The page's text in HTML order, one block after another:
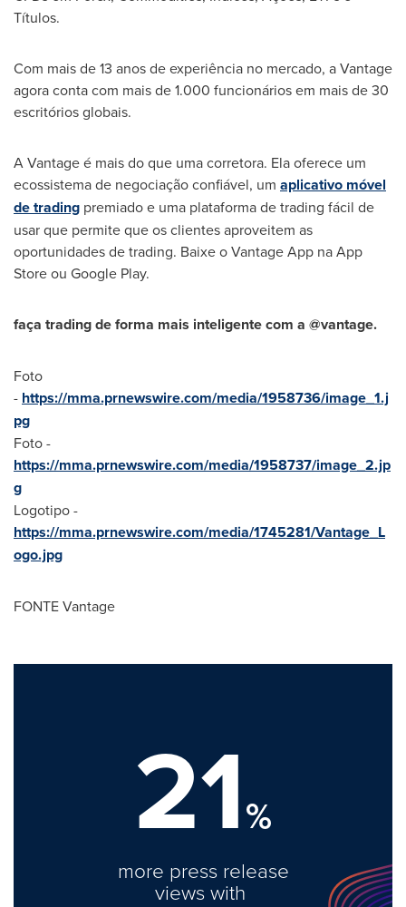
Títulos.
Com mais de 13 anos de experiência no mercado, a Vantage
agora conta com mais de 1.000 funcionários em mais de 30
escritórios globais.
A Vantage é mais do que uma corretora. Ela oferece um
ecossistema de negociação confiável, um aplicativo móvel
de trading premiado e uma plataforma de trading fácil de
usar que permite que os clientes aproveitem as
oportunidades de trading. Baixe o Vantage App naApp
Storeou Google Play.
faça trading de forma mais inteligente com a @vantage.
Foto
- https://mma.prnewswire.com/media/1958736/image_1.j
pg
Foto -
https://mma.prnewswire.com/media/1958737/image_2.jp
g
Logotipo -
https://mma.prnewswire.com/media/1745281/Vantage_L
ogo.jpg
FONTE Vantage
21%
more press release
views with